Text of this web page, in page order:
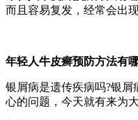
而且容易复发，经常会出
年轻人牛皮癣预防方法有
银屑病是遗传疾病吗?银
心的问题，今天就有来为大